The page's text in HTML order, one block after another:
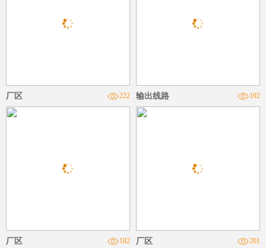
厂区 222 输出线路 192
厂区 182 厂区 201